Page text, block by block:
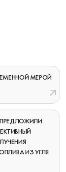
ПРЕДЛОЖИЛИ
ИЗ УГЛЯ
МЕРОЙ